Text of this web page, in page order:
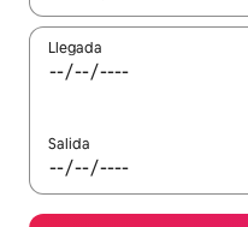
Llegada
Salida